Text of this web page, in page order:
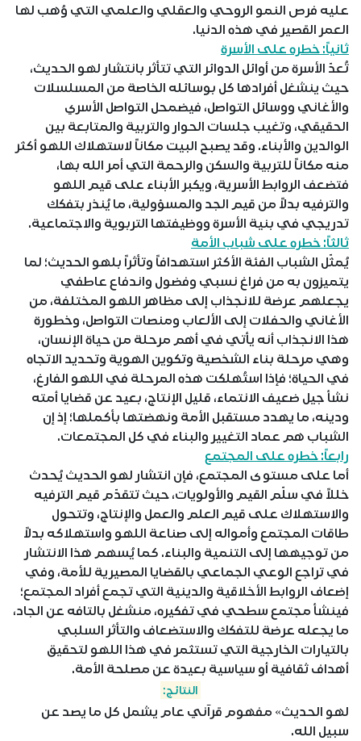
عليه فرص النمو الروحي والعقلي والعلمي التي وُهب لها
العمر القصير في هذه الدنيا.
ثانياً: خطره على الأسرة
تُعدّ الأسرة من أوائل الدوائر التي تتأثر بانتشار لهو الحديث،
حيث ينشغل أفرادها كل بوسائله الخاصة من المسلسلات
والأغاني ووسائل التواصل، فيضمحل التواصل الأسري
الحقيقي، وتغيب جلسات الحوار والتربية والمتابعة بين
الوالدين والأبناء. وقد يصبح البيت مكاناً لاستهلاك اللهو أكثر
منه مكاناً للتربية والسكن والرحمة التي أمر الله بها،
فتضعف الروابط الأسرية، ويكبر الأبناء على قيم اللهو
والترفيه بدلاً من قيم الجد والمسؤولية، ما يُنذر بتفكك
تدريجي في بنية الأسرة ووظيفتها التربوية والاجتماعية.
ثالثاً: خطره على شباب الأمة
يُمثّل الشباب الفئة الأكثر استهدافاً وتأثراً بلهو الحديث؛ لما
يتميزون به من فراغ نسبي وفضول واندفاع عاطفي
يجعلهم عرضة للانجذاب إلى مظاهر اللهو المختلفة، من
الأغاني والحفلات إلى الألعاب ومنصات التواصل، وخطورة
هذا الانجذاب أنه يأتي في أهم مرحلة من حياة الإنسان،
وهي مرحلة بناء الشخصية وتكوين الهوية وتحديد الاتجاه
في الحياة؛ فإذا استُهلكت هذه المرحلة في اللهو الفارغ،
نشأ جيل ضعيف الانتماء، قليل الإنتاج، بعيد عن قضايا أمته
ودينه، ما يهدد مستقبل الأمة ونهضتها بأكملها؛ إذ إن
الشباب هم عماد التغيير والبناء في كل المجتمعات.
رابعاً: خطره على المجتمع
أما على مستوى المجتمع، فإن انتشار لهو الحديث يُحدث
خللاً في سلّم القيم والأولويات، حيث تتقدّم قيم الترفيه
والاستهلاك على قيم العلم والعمل والإنتاج، وتتحول
طاقات المجتمع وأمواله إلى صناعة اللهو واستهلاكه بدلاً
من توجيهها إلى التنمية والبناء. كما يُسهم هذا الانتشار
في تراجع الوعي الجماعي بالقضايا المصيرية للأمة، وفي
إضعاف الروابط الأخلاقية والدينية التي تجمع أفراد المجتمع؛
فينشأ مجتمع سطحي في تفكيره، منشغل بالتافه عن الجاد،
ما يجعله عرضة للتفكك والاستضعاف والتأثر السلبي
بالتيارات الخارجية التي تستثمر في هذا اللهو لتحقيق
أهداف ثقافية أو سياسية بعيدة عن مصلحة الأمة.
النتائج:
لهو الحديث» مفهوم قرآني عام يشمل كل ما يصد عن
سبيل الله.